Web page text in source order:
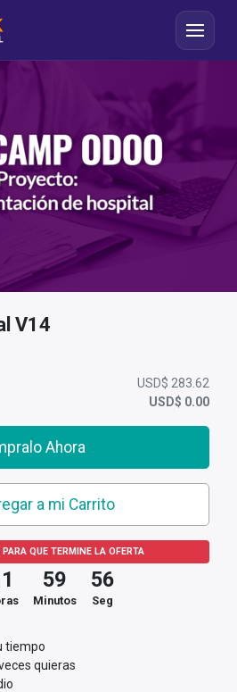
V14
USD$ 283.62
USD$ 0.00
Ahora
a mi Carrito
QUE TERMINE LA OFERTA
59
Minutos
56
Seg
tiempo
quieras